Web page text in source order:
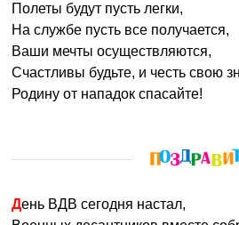
Полеты будут пусть легки,
На службе пусть все получается,
Ваши мечты осуществляются,
Счастливы будьте, и честь свою
Родину от нападок спасайте!
День ВДВ сегодня настал,